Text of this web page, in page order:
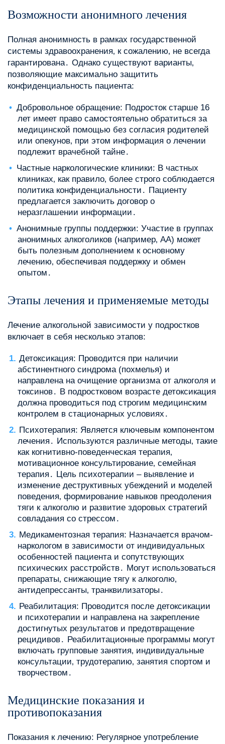
Возможности анонимного лечения
Полная анонимность в рамках государственной
системы здравоохранения‚ к сожалению‚ не всегда
гарантирована․ Однако существуют варианты‚
позволяющие максимально защитить
конфиденциальность пациента:
Добровольное обращение: Подросток старше 16
лет имеет право самостоятельно обратиться за
медицинской помощью без согласия родителей
или опекунов‚ при этом информация о лечении
подлежит врачебной тайне․
Частные наркологические клиники: В частных
клиниках‚ как правило‚ более строго соблюдается
политика конфиденциальности․ Пациенту
предлагается заключить договор о
неразглашении информации․
Анонимные группы поддержки: Участие в группах
анонимных алкоголиков (например‚ АА) может
быть полезным дополнением к основному
лечению‚ обеспечивая поддержку и обмен
опытом․
Этапы лечения и применяемые методы
Лечение алкогольной зависимости у подростков
включает в себя несколько этапов:
Детоксикация: Проводится при наличии
абстинентного синдрома (похмелья) и
направлена на очищение организма от алкоголя и
токсинов․ В подростковом возрасте детоксикация
должна проводиться под строгим медицинским
контролем в стационарных условиях․
Психотерапия: Является ключевым компонентом
лечения․ Используются различные методы‚ такие
как когнитивно-поведенческая терапия‚
мотивационное консультирование‚ семейная
терапия․ Цель психотерапии – выявление и
изменение деструктивных убеждений и моделей
поведения‚ формирование навыков преодоления
тяги к алкоголю и развитие здоровых стратегий
совладания со стрессом․
Медикаментозная терапия: Назначается врачом-
наркологом в зависимости от индивидуальных
особенностей пациента и сопутствующих
психических расстройств․ Могут использоваться
препараты‚ снижающие тягу к алкоголю‚
антидепрессанты‚ транквилизаторы․
Реабилитация: Проводится после детоксикации
и психотерапии и направлена на закрепление
достигнутых результатов и предотвращение
рецидивов․ Реабилитационные программы могут
включать групповые занятия‚ индивидуальные
консультации‚ трудотерапию‚ занятия спортом и
творчеством․
Медицинские показания и
противопоказания
Показания к лечению: Регулярное употребление